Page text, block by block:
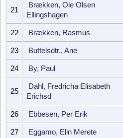
21
Brækken, Ole Olsen
Ellingshagen
22 Brækken, Rasmus
23 Buttelsdtr., Ane
24 By, Paul
25
Dahl, Fredricha Elisabeth
Erichsd
26 Ebbesen, Per Erik
27 Eggamo, Elin Merete